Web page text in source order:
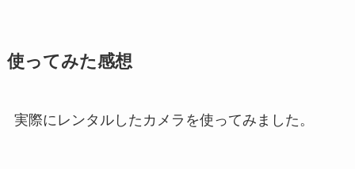
使ってみた感想
実際にレンタルしたカメラを使ってみました。